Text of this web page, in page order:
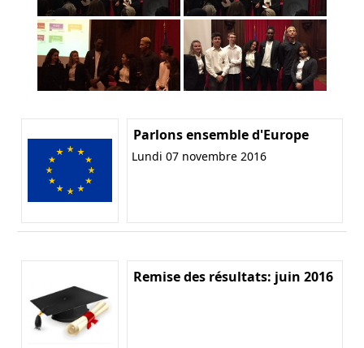
Parlons ensemble d'Europe
Lundi 07 novembre 2016
Remise des résultats: juin 2016